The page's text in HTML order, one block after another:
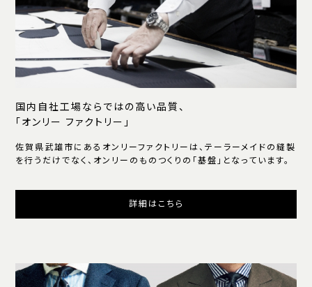
国内自社工場ならではの高い品質、
「オンリー ファクトリー」
佐賀県武雄市にあるオンリーファクトリーは、テーラーメイドの縫製
を行うだけでなく、オンリーのものつくりの「基盤」となっています。
詳細はこちら